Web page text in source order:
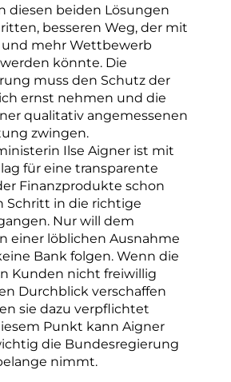
diesen beiden Lösungen
besseren Weg, der mit
mehr Wettbewerb
könnte. Die
muss den Schutz der
ernst nehmen und die
qualitativ angemessenen
zwingen.
Ilse Aigner ist mit
für eine transparente
Finanzprodukte schon
Schritt in die richtige
Nur will dem
einer löblichen Ausnahme
Bank folgen. Wenn die
Kunden nicht freiwillig
Durchblick verschaffen
sie dazu verpflichtet
Punkt kann Aigner
die Bundesregierung
nimmt.